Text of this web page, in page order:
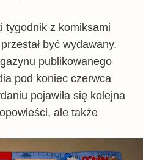
tygodnik z komiksami
być wydawany.
publikowanego
pod koniec czerwca
pojawiła się kolejna
ale także